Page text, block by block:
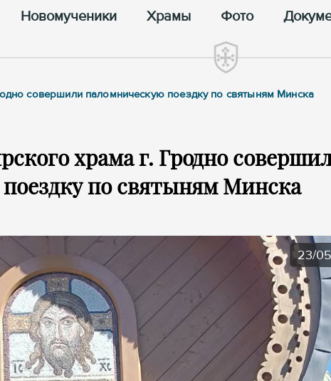
Новомученики Храмы Фото
совершили паломническую поездку по святыням Минска
храма г. Гродно
по святыням Минска
23/